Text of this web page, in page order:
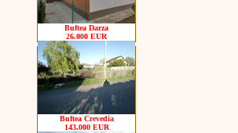
Buftea Darza
26.000 EUR
Buftea Crevedia
143.000 EUR